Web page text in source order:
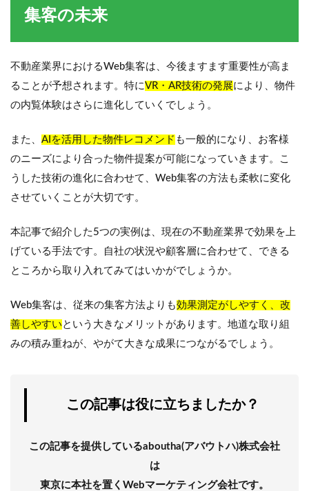
集客の未来
不動産業界におけるWeb集客は、今後ますます重要性が高ま
ることが予想されます。特にVR・AR技術の発展により、物件
の内覧体験はさらに進化していくでしょう。
また、 AIを活用した物件レコメンド も一般的になり、お客様
のニーズにより合った物件提案が可能になっていきます。こ
うした技術の進化に合わせて、Web集客の方法も柔軟に変化
させていくことが大切です。
本記事で紹介した5つの実例は、現在の不動産業界で効果を上
げている手法です。自社の状況や顧客層に合わせて、できる
ところから取り入れてみてはいかがでしょうか。
Web集客は、従来の集客方法よりも効果測定がしやすく、改
善しやすい という大きなメリットがあります。地道な取り組
みの積み重ねが、やがて大きな成果につながるでしょう。
この記事は役に立ちましたか？
この記事を提供しているaboutha(アバウトハ)株式会社
は
東京に本社を置くWebマーケティング会社です。